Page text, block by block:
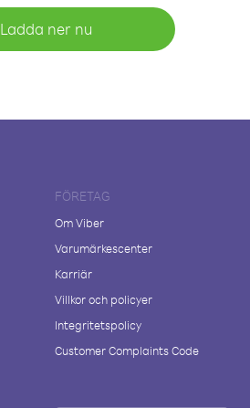
Ladda ner nu
FÖRETAG
Om Viber
Varumärkescenter
Karriär
Villkor och policyer
Integritetspolicy
Customer Complaints Code